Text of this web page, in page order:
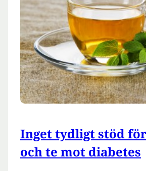
Inget tydligt stöd
och te mot diabetes